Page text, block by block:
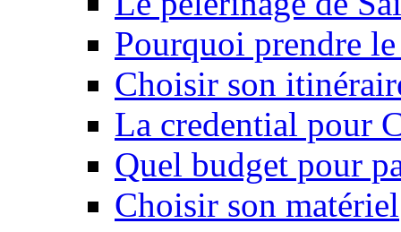
Pourquoi prendre
Choisir son
La credential pour
Quel budget pour
Choisir son matériel